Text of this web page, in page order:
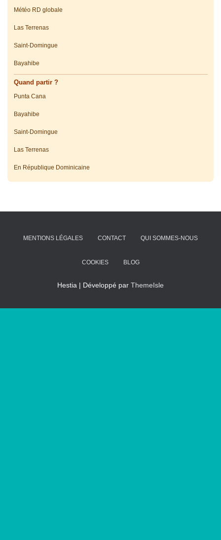
Météo RD globale
Las Terrenas
Saint-Domingue
Bayahibe
Quand partir ?
Punta Cana
Bayahibe
Saint-Domingue
Las Terrenas
En République Dominicaine
MENTIONS LÉGALES CONTACT QUI SOMMES-NOUS
COOKIES BLOG
Hestia | Développé par ThemeIsle